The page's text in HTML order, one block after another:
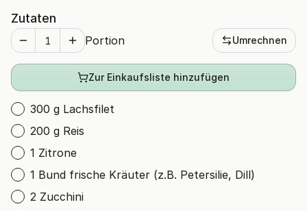
Zutaten
Portion Umrechnen
Zur Einkaufsliste hinzufügen
300 g Lachsfilet
200 g Reis
1 Zitrone
1 Bund frische Kräuter (z.B. Petersilie, Dill)
2 Zucchini